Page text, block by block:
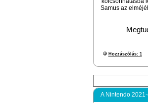
Samus az
Hozzászólás: 1
A Nintendo